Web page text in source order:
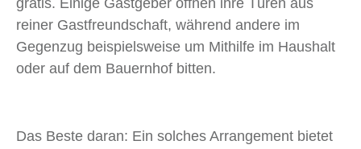
gratis. Einige Gastgeber öffnen ihre Türen aus
reiner Gastfreundschaft, während andere im
Gegenzug beispielsweise um Mithilfe im Haushalt
oder auf dem Bauernhof bitten.
Das Beste daran: Ein solches Arrangement bietet